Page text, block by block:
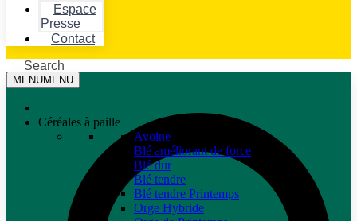
Espace
Presse
Contact
Search
MENUMENU
Céréales à paille
Avoine
Blé améliorant de force
Blé dur
Blé tendre
Blé tendre Printemps
Orge Hybride